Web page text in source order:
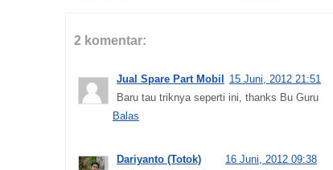
2 komentar:
Jual Spare Part Mobil
15 Juni, 2012 21:51
Baru tau triknya seperti ini, thanks Bu Guru
Balas
Dariyanto (Totok)
16 Juni, 2012 09:38